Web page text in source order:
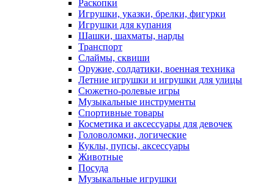
Раскопки
Игрушки, указки, брелки, фигурки
Игрушки для купания
Шашки, шахматы, нарды
Транспорт
Слаймы, сквиши
Оружие, солдатики, военная техника
Летние игрушки и игрушки для улицы
Сюжетно-ролевые игры
Музыкальные инструменты
Спортивные товары
Косметика и аксессуары для девочек
Головоломки, логические
Куклы, пупсы, аксессуары
Животные
Посуда
Музыкальные игрушки